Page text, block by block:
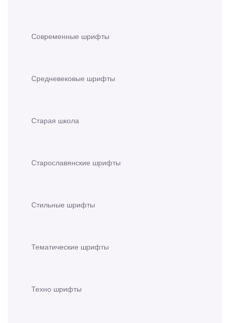
Современные шрифты
Средневековые шрифты
Старая школа
Старославянские шрифты
Стильные шрифты
Тематические шрифты
Техно шрифты